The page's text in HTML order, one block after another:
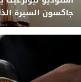
جاكسون السيرة